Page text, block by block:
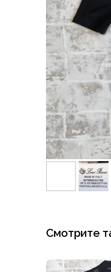
Смотрите